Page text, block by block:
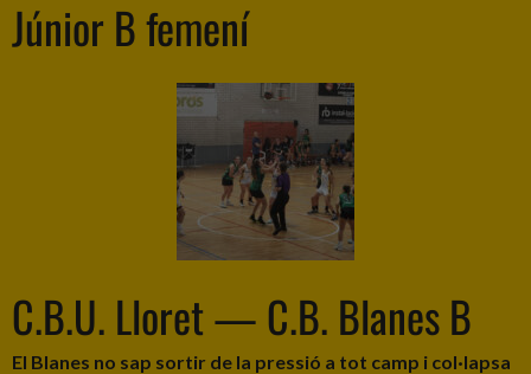
Júnior B femení
C.B.U. Lloret — C.B. Blanes B
El Blanes no sap sortir de la pressió a tot camp i col·lapsa